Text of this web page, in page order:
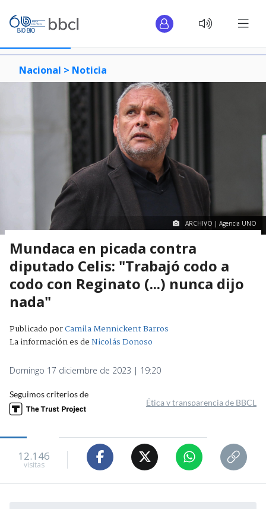
Nacional > Noticia
ARCHIVO | Agencia UNO
Mundaca en picada contra
diputado Celis: "Trabajó codo a
codo con Reginato (...) nunca dijo
nada"
Publicado porCamila Mennickent Barros
La información es deNicolás Donoso
Domingo 17 diciembre de 2023 | 19:20
Seguimos criterios de
Ética y transparencia de BBCL
12.146
visitas